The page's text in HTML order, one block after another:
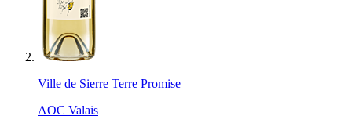
Ville de Sierre Terre Promise
AOC Valais